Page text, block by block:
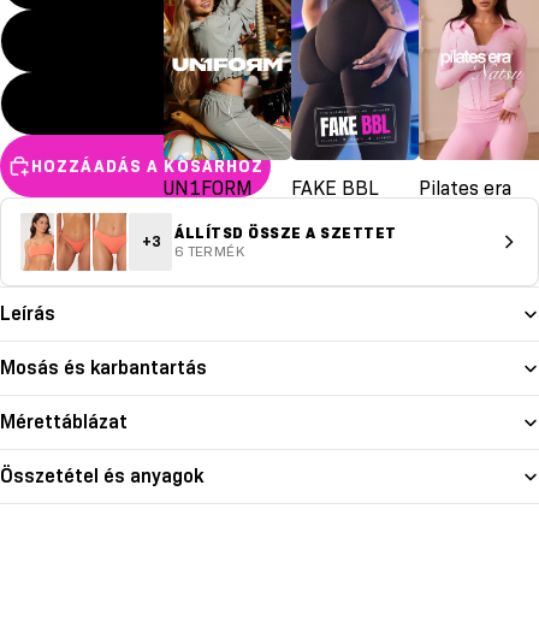
UN1FORM FAKE BBL Pilates era
M
L
HOZZÁADÁS A KOSÁRHOZ
+3 ÁLLÍTSD ÖSSZE A SZETTET
6 TERMÉK
Leírás
Mosás és karbantartás
Mérettáblázat
Összetétel és anyagok